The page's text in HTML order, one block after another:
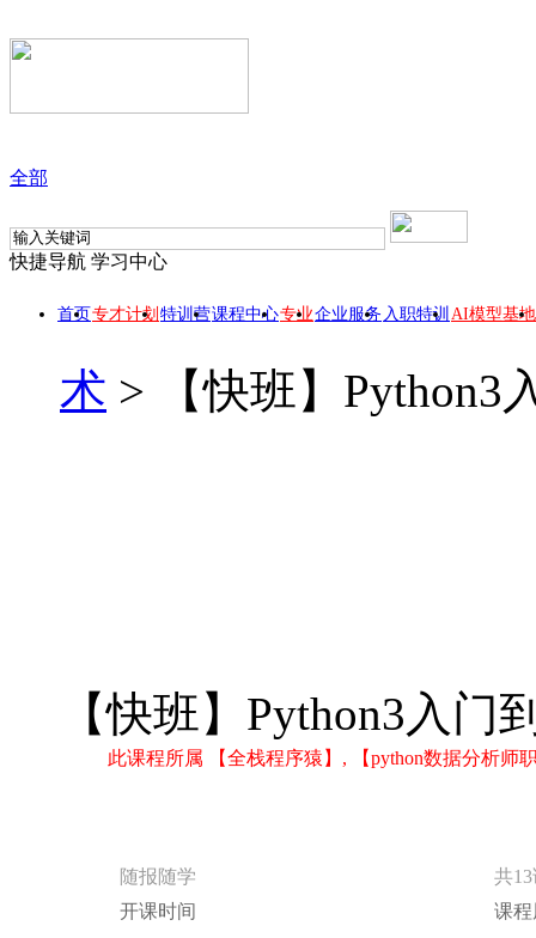
全部
快捷导航 学习中心
首页专才计划 特训营课程中心专业企业服务 入职特训 AI模型基地
术 > 【快班】
【快班】Python3入门
此课程所属 【全栈程序猿】, 【python数据分析
随报随学
共
开课时间
课